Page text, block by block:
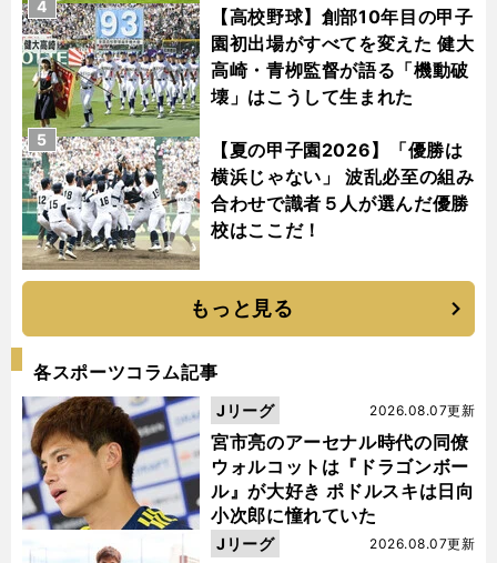
【高校野球】創部10年目の甲子
園初出場がすべてを変えた 健大
高崎・青栁監督が語る「機動破
壊」はこうして生まれた
4
【夏の甲子園2026】「優勝は
横浜じゃない」 波乱必至の組み
合わせで識者５人が選んだ優勝
校はここだ！
5
もっと見る
各スポーツコラム記事
宮市亮のアーセナル時代の同僚
ウォルコットは『ドラゴンボー
ル』が大好き ポドルスキは日向
小次郎に憧れていた
2026.08.07更新
Jリーグ
2026.08.07更新
Jリーグ